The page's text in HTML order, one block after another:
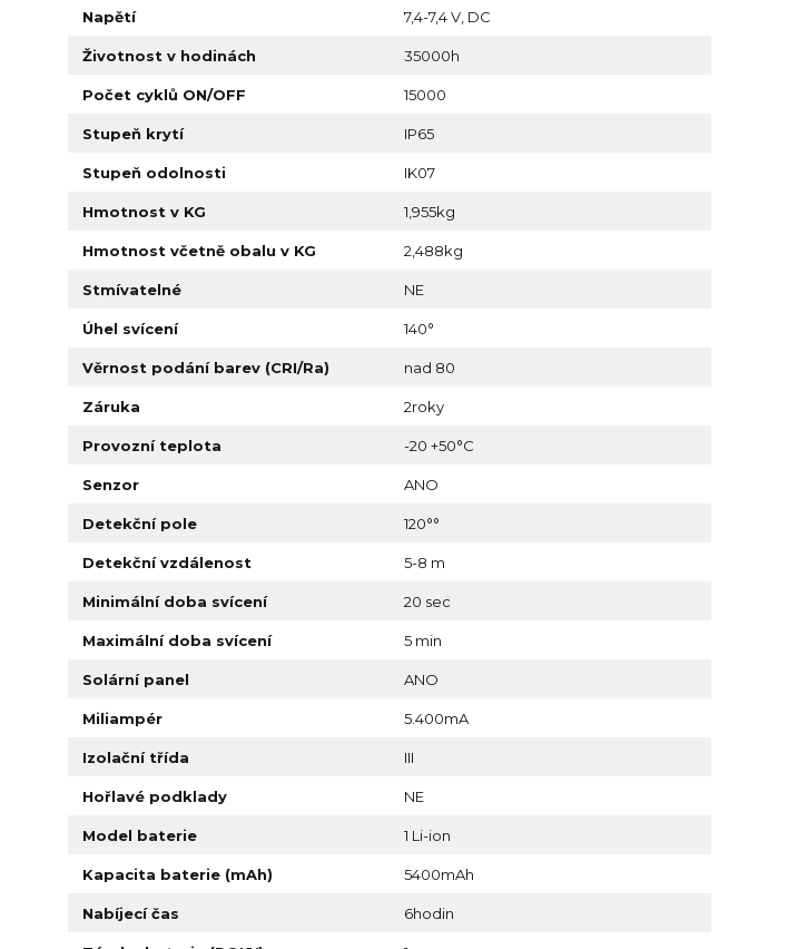
Napětí 7,4-7,4 V, DC
Životnost v hodinách 35000h
Počet cyklů ON/OFF 15000
Stupeň krytí IP65
Stupeň odolnosti IK07
Hmotnost v KG 1,955kg
Hmotnost včetně obalu v KG 2,488kg
Stmívatelné NE
Úhel svícení 140°
Věrnost podání barev (CRI/Ra) nad 80
Záruka 2roky
Provozní teplota -20 +50°C
Senzor ANO
Detekční pole 120°°
Detekční vzdálenost 5-8 m
Minimální doba svícení 20 sec
Maximální doba svícení 5 min
Solární panel ANO
Miliampér 5.400mA
Izolační třída III
Hořlavé podklady NE
Model baterie 1 Li-ion
Kapacita baterie (mAh) 5400mAh
Nabíjecí čas 6hodin